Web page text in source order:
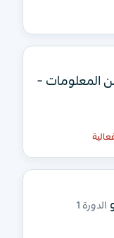
المعلومات -
الدورة 1